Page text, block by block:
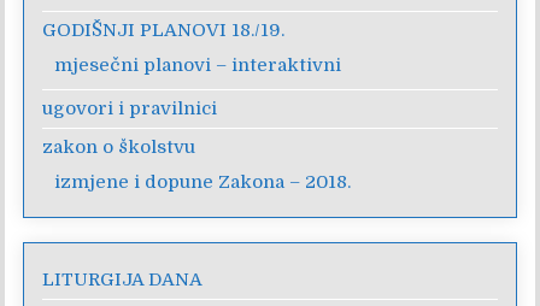
GODIŠNJI PLANOVI 18./19.
mjesečni planovi – interaktivni
ugovori i pravilnici
zakon o školstvu
izmjene i dopune Zakona – 2018.
LITURGIJA DANA